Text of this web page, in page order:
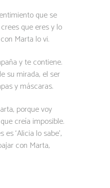
que se
que eres y lo
Marta lo vi.
y te contiene.
su mirada, el ser
y máscaras.
porque voy
creía imposible.
‘Alicia lo sabe’,
con Marta,